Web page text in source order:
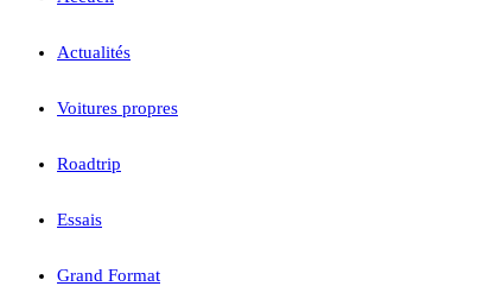
Actualités
Voitures propres
Roadtrip
Essais
Grand Format